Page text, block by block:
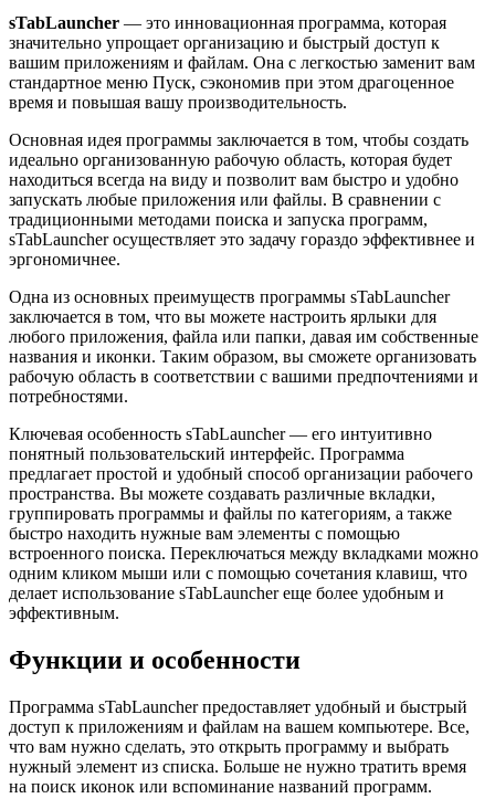
sTabLauncher — это инновационная программа, которая
значительно упрощает организацию и быстрый доступ к
вашим приложениям и файлам. Она с легкостью заменит вам
стандартное меню Пуск, сэкономив при этом драгоценное
время и повышая вашу производительность.
Основная идея программы заключается в том, чтобы создать
идеально организованную рабочую область, которая будет
находиться всегда на виду и позволит вам быстро и удобно
запускать любые приложения или файлы. В сравнении с
традиционными методами поиска и запуска программ,
sTabLauncher осуществляет это задачу гораздо эффективнее и
эргономичнее.
Одна из основных преимуществ программы sTabLauncher
заключается в том, что вы можете настроить ярлыки для
любого приложения, файла или папки, давая им собственные
названия и иконки. Таким образом, вы сможете организовать
рабочую область в соответствии с вашими предпочтениями и
потребностями.
Ключевая особенность sTabLauncher — его интуитивно
понятный пользовательский интерфейс. Программа
предлагает простой и удобный способ организации рабочего
пространства. Вы можете создавать различные вкладки,
группировать программы и файлы по категориям, а также
быстро находить нужные вам элементы с помощью
встроенного поиска. Переключаться между вкладками можно
одним кликом мыши или с помощью сочетания клавиш, что
делает использование sTabLauncher еще более удобным и
эффективным.
Функции и особенности
Программа sTabLauncher предоставляет удобный и быстрый
доступ к приложениям и файлам на вашем компьютере. Все,
что вам нужно сделать, это открыть программу и выбрать
нужный элемент из списка. Больше не нужно тратить время
на поиск иконок или вспоминание названий программ.